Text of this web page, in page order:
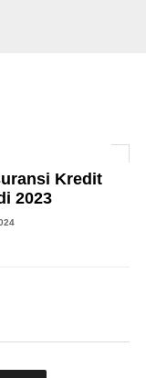
Kredit
2023